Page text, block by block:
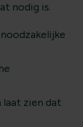
nodig is.
laat zien dat